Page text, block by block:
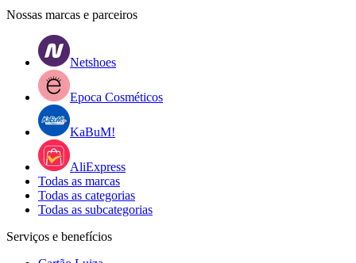
Nossas marcas e parceiros
Netshoes
Epoca Cosméticos
KaBuM!
AliExpress
Todas as marcas
Todas as categorias
Todas as subcategorias
Serviços e benefícios